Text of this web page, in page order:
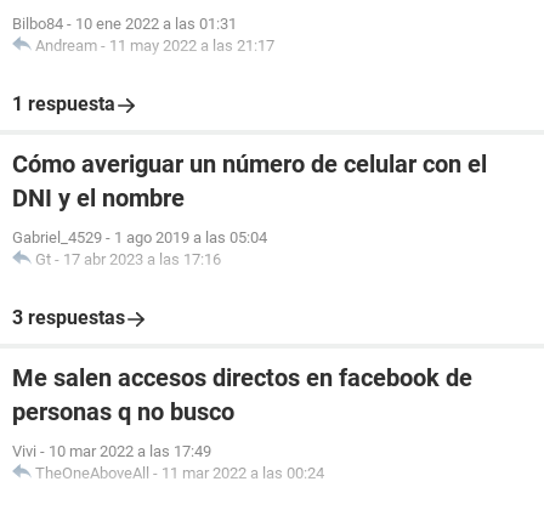
Bilbo84 - 10 ene 2022 a las 01:31
Andream - 11 may 2022 a las 21:17
1 respuesta
Cómo averiguar un número de celular con el
DNI y el nombre
Gabriel_4529 - 1 ago 2019 a las 05:04
Gt - 17 abr 2023 a las 17:16
3 respuestas
Me salen accesos directos en facebook de
personas q no busco
Vivi - 10 mar 2022 a las 17:49
TheOneAboveAll - 11 mar 2022 a las 00:24